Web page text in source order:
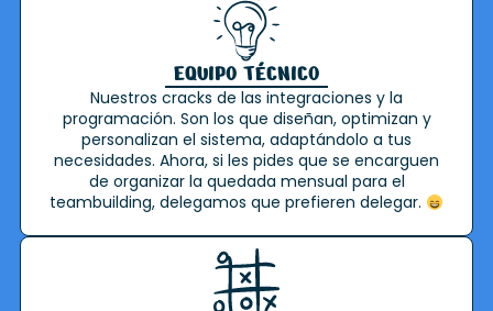
EQUIPO TÉCNICO
Nuestros cracks de las integraciones y la
programación. Son los que diseñan, optimizan y
personalizan el sistema, adaptándolo a tus
necesidades. Ahora, si les pides que se encarguen
de organizar la quedada mensual para el
teambuilding, delegamos que prefieren delegar.